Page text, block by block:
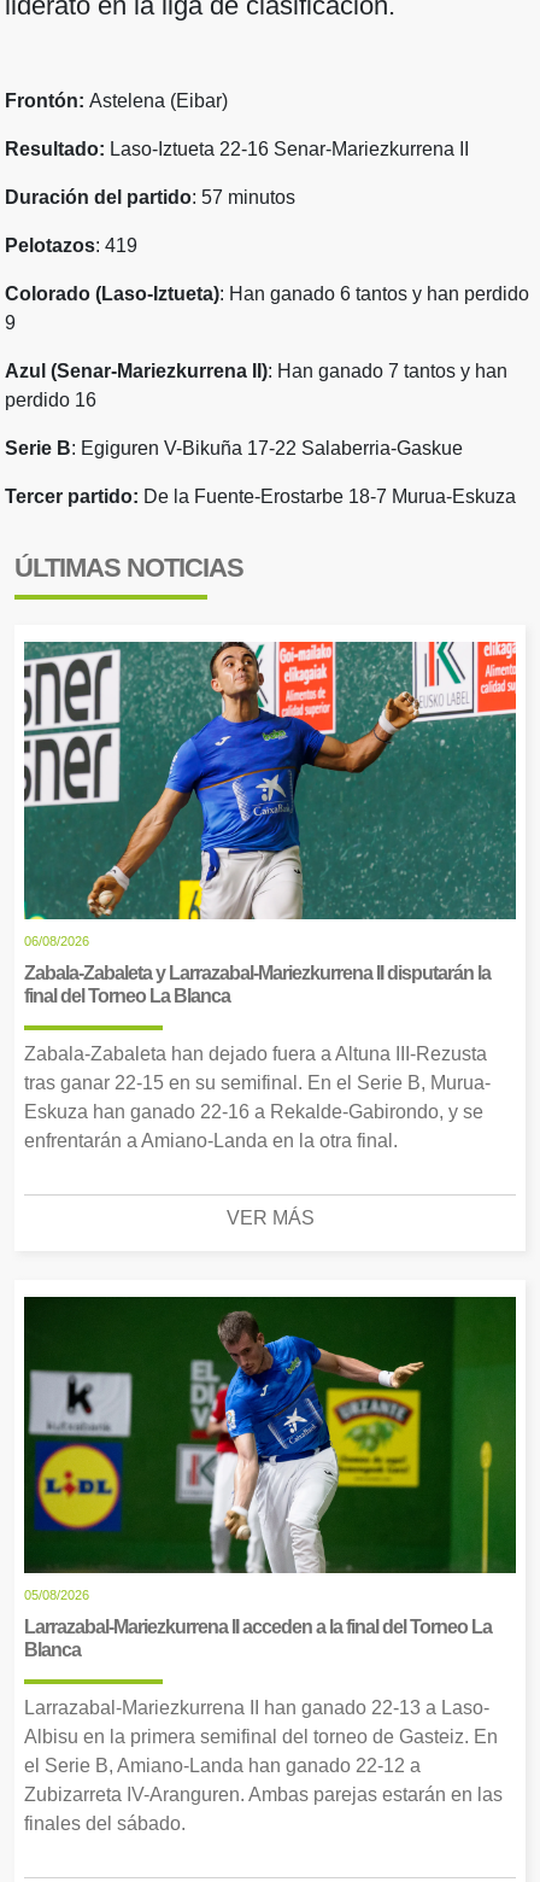
Frontón: Astelena (Eibar)
Resultado: Laso-Iztueta 22-16 Senar-Mariezkurrena II
Duración del partido: 57 minutos
Pelotazos: 419
Colorado (Laso-Iztueta): Han ganado 6 tantos y han perdido
9
Azul (Senar-Mariezkurrena II): Han ganado 7 tantos y han
perdido 16
Serie B: Egiguren V-Bikuña 17-22 Salaberria-Gaskue
Tercer partido: De la Fuente-Erostarbe 18-7 Murua-Eskuza
ÚLTIMAS NOTICIAS
06/08/2026
Zabala-Zabaleta y Larrazabal-Mariezkurrena II disputarán la
final del Torneo La Blanca
Zabala-Zabaleta han dejado fuera a Altuna III-Rezusta
tras ganar 22-15 en su semifinal. En el Serie B, Murua-
Eskuza han ganado 22-16 a Rekalde-Gabirondo, y se
enfrentarán a Amiano-Landa en la otra final.
VER MÁS
05/08/2026
Larrazabal-Mariezkurrena II acceden a la final del Torneo La
Blanca
Larrazabal-Mariezkurrena II han ganado 22-13 a Laso-
Albisu en la primera semifinal del torneo de Gasteiz. En
el Serie B, Amiano-Landa han ganado 22-12 a
Zubizarreta IV-Aranguren. Ambas parejas estarán en las
finales del sábado.